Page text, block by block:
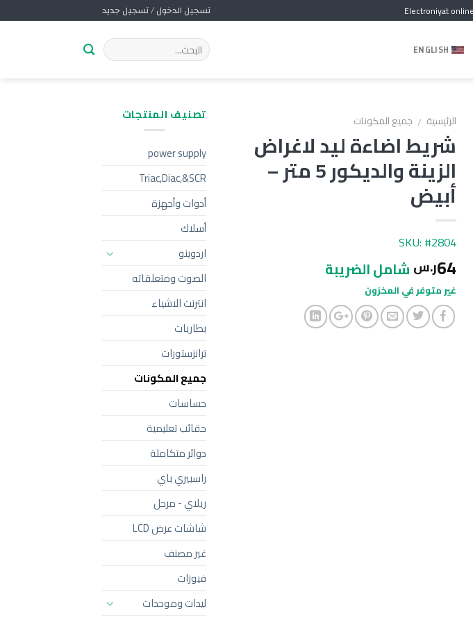
تسجيل الدخول / تسجيل جديد
ENGLISH
الرئيسية / جميع المكونات
شريط اضاءة ليد لاغراض
الزينة والديكور 5 متر –
أبيض
SKU: #2804
64ر.س شامل الضريبة
غير متوفر في المخزون
تصنيف المنتجات
power supply
Triac,Diac,&SCR
أدوات وأجهزة
أسلاك
اردوينو
الصوت ومتعلقاته
انترنت الاشياء
بطاريات
ترانزستورات
جميع المكونات
حساسات
حقائب تعليمية
دوائر متكاملة
راسبيري باي
ريلاي - مرحل
شاشات عرض LCD
غير مصنف
فيوزات
ليدات وموحدات